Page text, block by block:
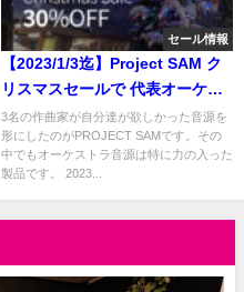
セール情報
【2023/1/3迄】Project SAM ク
リスマスセールで 代表オーケス
トラ音源 4製品が30%OFF！
3名の作曲家が自分達が欲しかった音源を
形にしたのがPROJECT SAMです。その
中でもオーケストラ音源は特に力の入った
製品です。 2023...